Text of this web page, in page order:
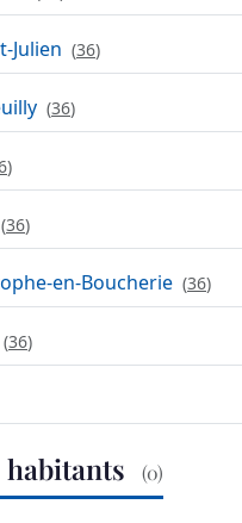
Julien (36)
(36)
)
(36)
en-Boucherie (36)
(36)
habitants (0)